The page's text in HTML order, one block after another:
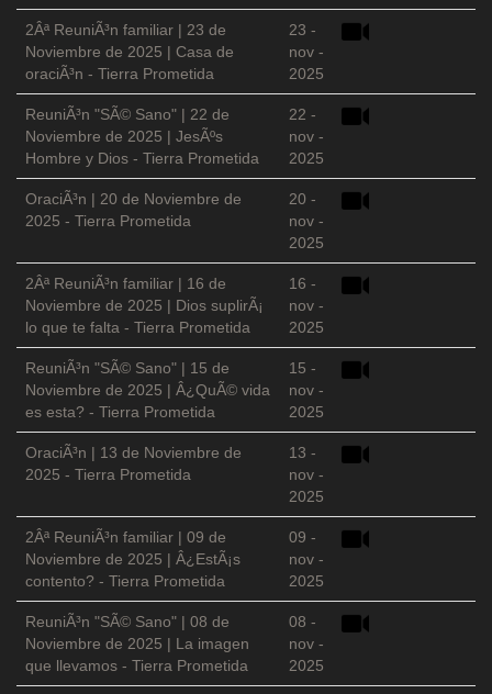
2Âª ReuniÃ³n familiar | 23 de
Noviembre de 2025 | Casa de
oraciÃ³n - Tierra Prometida
23 -
nov -
2025
ReuniÃ³n "SÃ© Sano" | 22 de
Noviembre de 2025 | JesÃºs
Hombre y Dios - Tierra Prometida
22 -
nov -
2025
OraciÃ³n | 20 de Noviembre de
2025 - Tierra Prometida
20 -
nov -
2025
2Âª ReuniÃ³n familiar | 16 de
Noviembre de 2025 | Dios suplirÃ¡
lo que te falta - Tierra Prometida
16 -
nov -
2025
ReuniÃ³n "SÃ© Sano" | 15 de
Noviembre de 2025 | Â¿QuÃ© vida
es esta? - Tierra Prometida
15 -
nov -
2025
OraciÃ³n | 13 de Noviembre de
2025 - Tierra Prometida
13 -
nov -
2025
2Âª ReuniÃ³n familiar | 09 de
Noviembre de 2025 | Â¿EstÃ¡s
contento? - Tierra Prometida
09 -
nov -
2025
ReuniÃ³n "SÃ© Sano" | 08 de
Noviembre de 2025 | La imagen
que llevamos - Tierra Prometida
08 -
nov -
2025